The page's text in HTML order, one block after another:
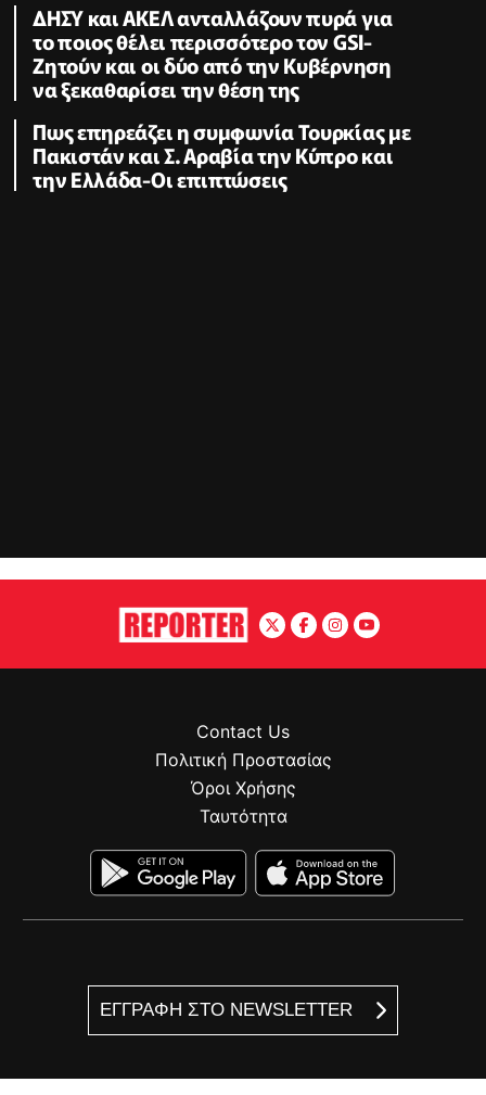
ΔΗΣΥ και ΑΚΕΛ ανταλλάζουν πυρά για
το ποιος θέλει περισσότερο τον GSI-
Ζητούν και οι δύο από την Κυβέρνηση
να ξεκαθαρίσει την θέση της
Πως επηρεάζει η συμφωνία Τουρκίας με
Πακιστάν και Σ. Αραβία την Κύπρο και
την Ελλάδα-Οι επιπτώσεις
ΕΓΓΡΑΦΗ ΣΤΟ NEWSLETTER
Contact Us
Πολιτική Προστασίας
Όροι Χρήσης
Ταυτότητα